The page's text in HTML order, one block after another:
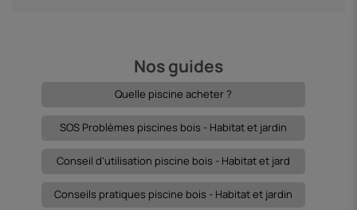
Nos guides
Quelle piscine acheter ?
SOS Problèmes piscines bois - Habitat et jardin
Conseil d'utilisation piscine bois - Habitat et jard
Conseils pratiques piscine bois - Habitat et jardin